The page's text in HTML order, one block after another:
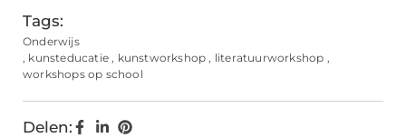
Tags:
Onderwijs
, kunsteducatie , kunstworkshop , literatuurworkshop ,
workshops op school
Delen: